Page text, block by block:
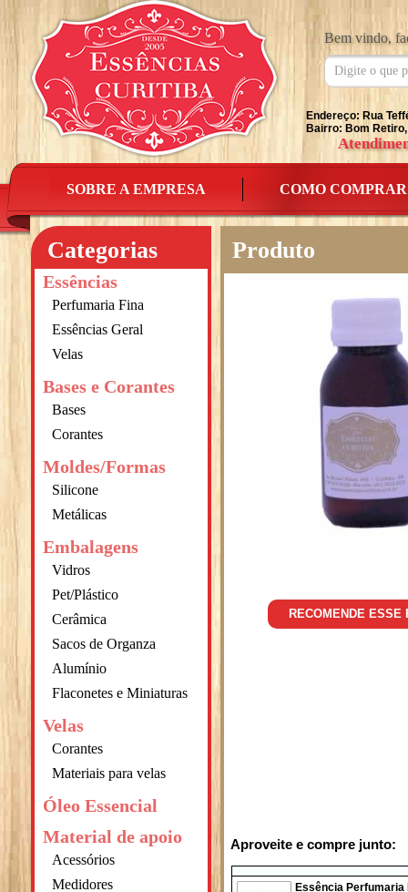
SOBRE A EMPRESA COMO COMPRAR
Bem vindo,
Endereço: Rua
Bairro: Bom
Categorias
Essências
Perfumaria Fina
Essências Geral
Velas
Bases e Corantes
Bases
Corantes
Moldes/Formas
Silicone
Metálicas
Embalagens
Vidros
Pet/Plástico
Cerâmica
Sacos de Organza
Alumínio
Flaconetes e Miniaturas
Velas
Corantes
Materiais para velas
Óleo Essencial
Material de apoio
Acessórios
Medidores
Produto
RECOMENDE ESSE
Aproveite e compre junto:
Essência Perfumaria